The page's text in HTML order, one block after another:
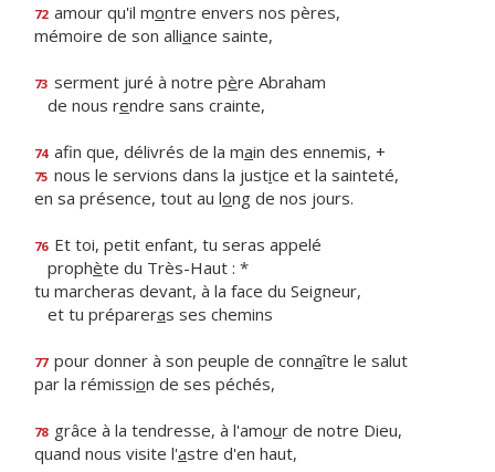
72 amour qu'il montre envers nos pères,
mémoire de son alliance sainte,
73 serment juré à notre père Abraham
de nous rendre sans crainte,
74 afin que, délivrés de la main des ennemis, +
75 nous le servions dans la justice et la sainteté,
en sa présence, tout au long de nos jours.
76 Et toi, petit enfant, tu seras appelé
prophète du Très-Haut : *
tu marcheras devant, à la face du Seigneur,
et tu prépareras ses chemins
77 pour donner à son peuple de connaître le salut
par la rémission de ses péchés,
78 grâce à la tendresse, à l'amour de notre Dieu,
quand nous visite l'astre d'en haut,